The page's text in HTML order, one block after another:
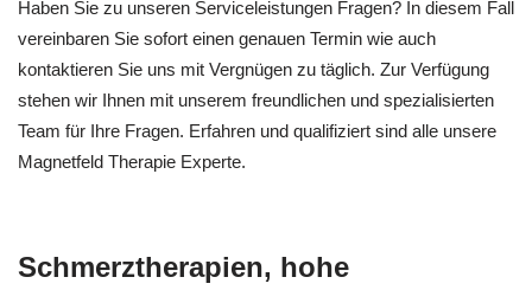
Haben Sie zu unseren Serviceleistungen Fragen? In diesem Fall
vereinbaren Sie sofort einen genauen Termin wie auch
kontaktieren Sie uns mit Vergnügen zu täglich. Zur Verfügung
stehen wir Ihnen mit unserem freundlichen und spezialisierten
Team für Ihre Fragen. Erfahren und qualifiziert sind alle unsere
Magnetfeld Therapie Experte.
Schmerztherapien, hohe